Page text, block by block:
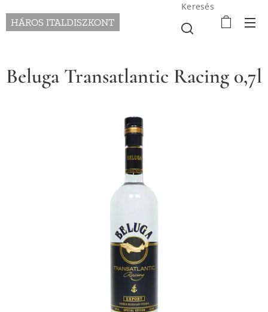
HÁROS ITALDISZKONT
Keresés
Beluga Transatlantic Racing 0,7l